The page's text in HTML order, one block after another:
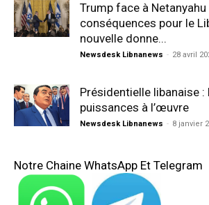
Trump face à Netanyahu
conséquences pour le
nouvelle donne...
Newsdesk Libnanews - 28 avril
Présidentielle libanaise :
puissances à l’œuvre
Newsdesk Libnanews - 8 janvier
Notre Chaine WhatsApp Et Telegram